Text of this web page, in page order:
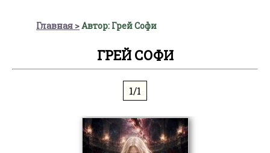
Главная Автор: Грей Софи
ГРЕЙ СОФИ
1/1